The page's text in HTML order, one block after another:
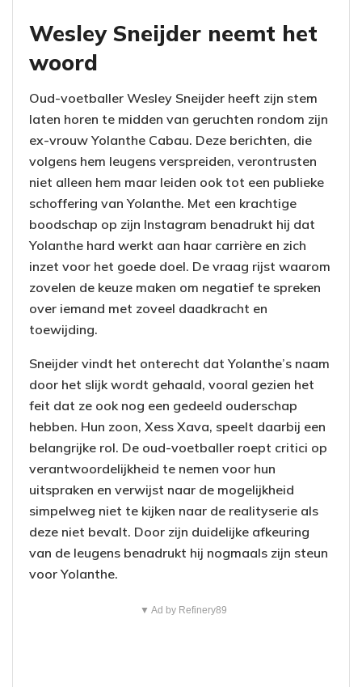
Wesley Sneijder neemt het
woord
Oud-voetballer Wesley Sneijder heeft zijn stem
laten horen te midden van geruchten rondom zijn
ex-vrouw Yolanthe Cabau. Deze berichten, die
volgens hem leugens verspreiden, verontrusten
niet alleen hem maar leiden ook tot een publieke
schoffering van Yolanthe. Met een krachtige
boodschap op zijn Instagram benadrukt hij dat
Yolanthe hard werkt aan haar carrière en zich
inzet voor het goede doel. De vraag rijst waarom
zovelen de keuze maken om negatief te spreken
over iemand met zoveel daadkracht en
toewijding.
Sneijder vindt het onterecht dat Yolanthe’s naam
door het slijk wordt gehaald, vooral gezien het
feit dat ze ook nog een gedeeld ouderschap
hebben. Hun zoon, Xess Xava, speelt daarbij een
belangrijke rol. De oud-voetballer roept critici op
verantwoordelijkheid te nemen voor hun
uitspraken en verwijst naar de mogelijkheid
simpelweg niet te kijken naar de realityserie als
deze niet bevalt. Door zijn duidelijke afkeuring
van de leugens benadrukt hij nogmaals zijn steun
voor Yolanthe.
▼ Ad by Refinery89